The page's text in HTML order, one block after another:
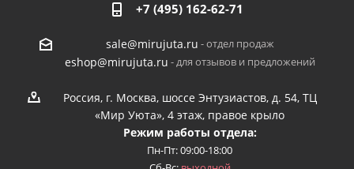
+7 (495) 162-62-71
sale@mirujuta.ru - отдел продаж
eshop@mirujuta.ru - для отзывов и предложений
Россия, г. Москва, шоссе Энтузиастов, д. 54, ТЦ
«Мир Уюта», 4 этаж, правое крыло
Режим работы отдела:
Пн-Пт: 09:00-18:00